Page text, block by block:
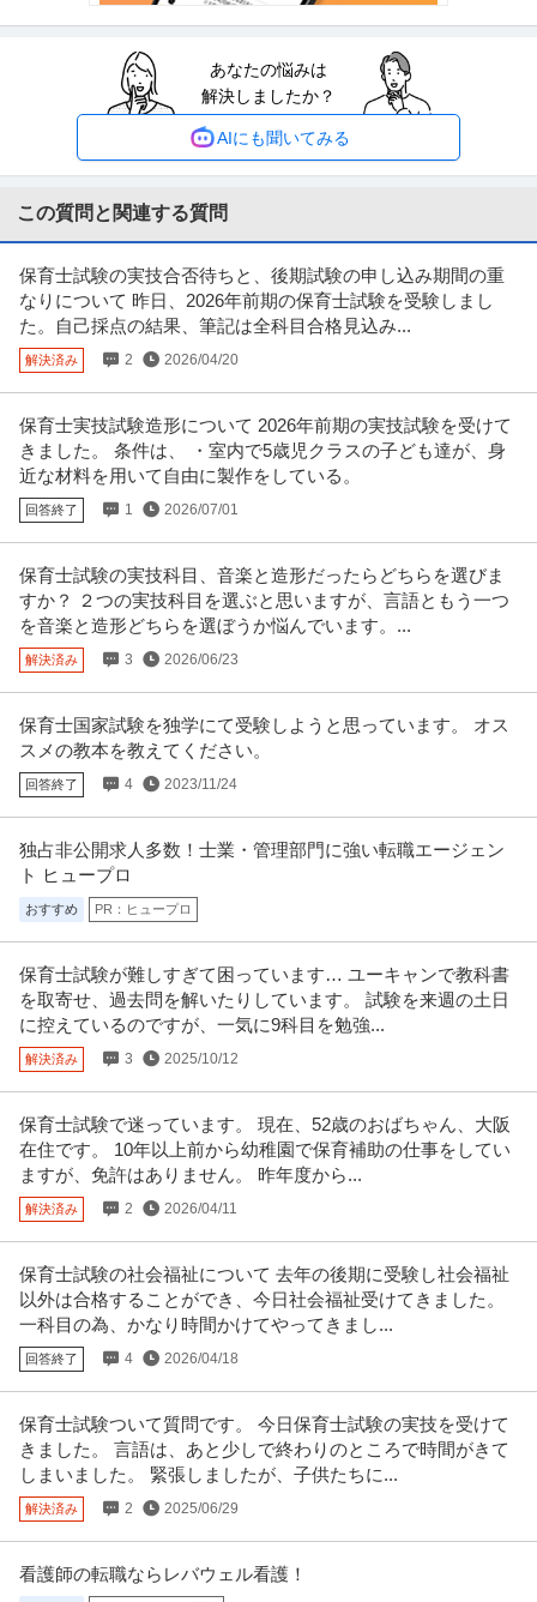
経理（財務会計） ／ 「企画経理課」100年以上の歴史を持つ病院
／年間122日以上（土／日／祝日／年末年始）／住居手当あり／病
社会福祉法人浴風会
年間休日100日以上
年収500万円〜600万円
などに応じ、当該求人をビズ…続きを見る
プロダクトマネージャー ／ 「Senior PdM／正社員」700万DLの
発見型EC「カウシェ」で／広告体験を再設計し／収益を牽引する
プロダクトマネージャーを募集
株式会社カウシェ
正社員 職場内禁煙 リモートワーク 年間休日120日以上
年収800万円〜1,600万円
【職種】Webサービス・制作＞プロダクトマネージャー 【業種】IT・インタ
ーネット＞インターネット
提供：ビズリーチ
リサーチ・データ分析 ／ コンシューマーインサイト
株式会社medimo
年収800万円〜900万円
【職種】マーケティング＞リサーチ・データ分析 【業種】IT・インターネッ
ト＞ソフトウエア ※会員属…続きを見る
ス ／ 事業開発／営業組織立ち上げ
株式会社アラヤ
産休・育休実績あり フレックスタイム制
【職種】営業＞法人営業 【業種】IT・インターネット＞インターネットサー
提供：ビズリーチ
心理学卒／心理学科卒業の方歓迎！／月給25.2万円～／年休120日
程度／送迎なし／産休・育休取得実績あり！家庭との両立／自信
イニシアス株式会社
月給25.2万円〜34万円
【勤務地】 東京都練馬区関町北1-15-15 【施設名】 TAKUMI練馬武蔵関教室
【PRメッセ …続きを見る
床心理士／公認心理師
一般社団法人ビレッジ・エイド
新着 正社員 未経験OK 交通費支給 昇給あり
月給25万円〜36万円
【仕事内容】 ■療育支援 0歳から18歳までの障がいのある児童に対し、遊び
提供：レバウェル
この条件の求人をもっと見る
あなたの悩みは
解決しましたか？
AIにも聞いてみる
この質問と関連する質問
保育士試験の実技合否待ちと、後期試験の申し込み期間の重
なりについて 昨日、2026年前期の保育士試験を受験しまし
た。自己採点の結果、筆記は全科目合格見込み...
解決済み 2 2026/04/20
保育士実技試験造形について 2026年前期の実技試験を受けて
きました。 条件は、 ・室内で5歳児クラスの子ども達が、身
近な材料を用いて自由に製作をしている。
回答終了 1 2026/07/01
保育士試験の実技科目、音楽と造形だったらどちらを選びま
すか？ ２つの実技科目を選ぶと思いますが、言語ともう一つ
を音楽と造形どちらを選ぼうか悩んでいます。...
解決済み 3 2026/06/23
保育士国家試験を独学にて受験しようと思っています。 オス
スメの教本を教えてください。
回答終了 4 2023/11/24
独占非公開求人多数！士業・管理部門に強い転職エージェン
ト ヒュープロ
おすすめ PR：ヒュープロ
保育士試験が難しすぎて困っています… ユーキャンで教科書
を取寄せ、過去問を解いたりしています。 試験を来週の土日
に控えているのですが、一気に9科目を勉強...
解決済み 3 2025/10/12
保育士試験で迷っています。 現在、52歳のおばちゃん、大阪
在住です。 10年以上前から幼稚園で保育補助の仕事をしてい
ますが、免許はありません。 昨年度から...
解決済み 2 2026/04/11
保育士試験の社会福祉について 去年の後期に受験し社会福祉
以外は合格することができ、今日社会福祉受けてきました。
一科目の為、かなり時間かけてやってきまし...
回答終了 4 2026/04/18
保育士試験ついて質問です。 今日保育士試験の実技を受けて
きました。 言語は、あと少しで終わりのところで時間がきて
しまいました。 緊張しましたが、子供たちに...
解決済み 2 2025/06/29
看護師の転職ならレバウェル看護！